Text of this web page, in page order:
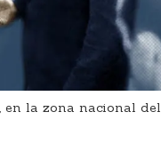
la zona nacional del